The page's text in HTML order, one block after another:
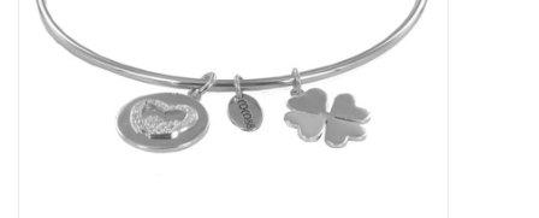
Zonnebrillen
ON THE BEACH